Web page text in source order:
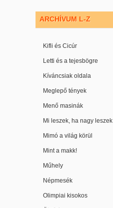
ARCHÍVUM L-Z
Kifli és Cicúr
Letti és a tejesbögre
Kíváncsiak oldala
Meglepő tények
Menő masinák
Mi leszek, ha nagy leszek
Mimó a világ körül
Mint a makk!
Műhely
Népmesék
Olimpiai kisokos